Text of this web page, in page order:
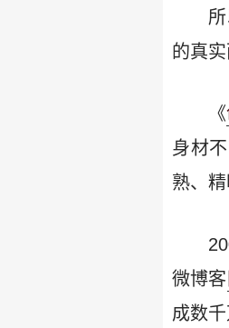
的真
《
身材
熟、精
微博客
成数